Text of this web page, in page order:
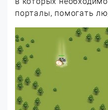
порталы, помогать